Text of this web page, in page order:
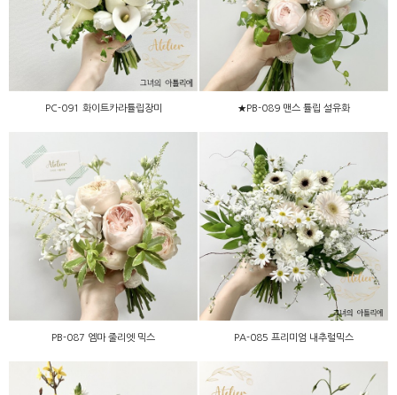
미
PC-091 화이트카라튤립장미
화
★PB-089 맨스 튤립 설유화
PB-087 엠마 줄리엣 믹스
PB-087 엠마 줄리엣 믹스
PA-085 프리미엄 내추럴믹
스
PA-085 프리미엄 내추럴믹스